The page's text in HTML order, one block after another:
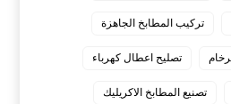
تركيب المطابخ الجاهزة
تصليح اعطال كهرباء
تصنيع المطابخ الاكريليك